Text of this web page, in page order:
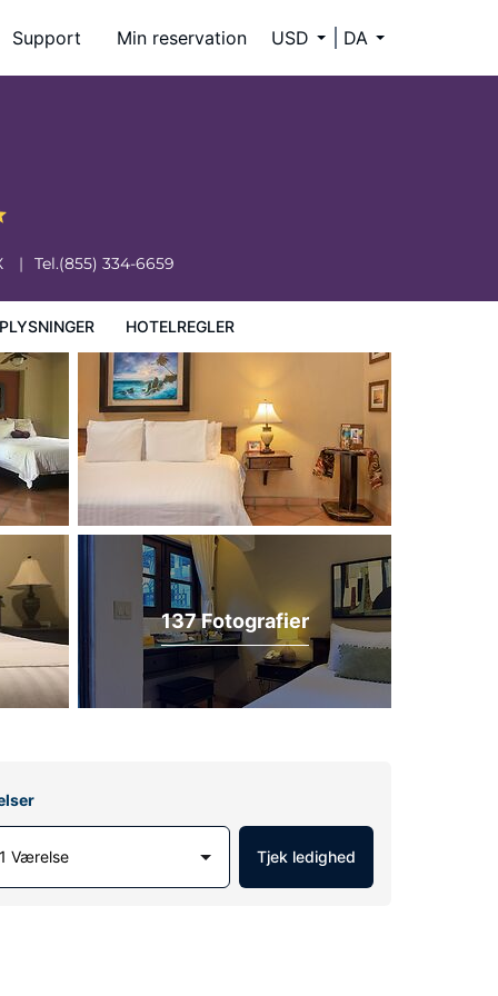
Support Min reservation USD DA
Tel.(855) 334-6659
HOTELREGLER
137 Fotografier
1 Værelse Tjek ledighed